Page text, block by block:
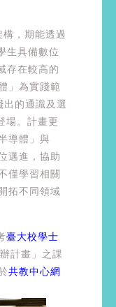
，期能透過
生具備數位
存在較高的
」為實踐範
的通識及選
場。計畫更
導體」與
邁進，協助
僅學習相關
拓不同領域
臺大校學士
計畫」之課
共教中心網